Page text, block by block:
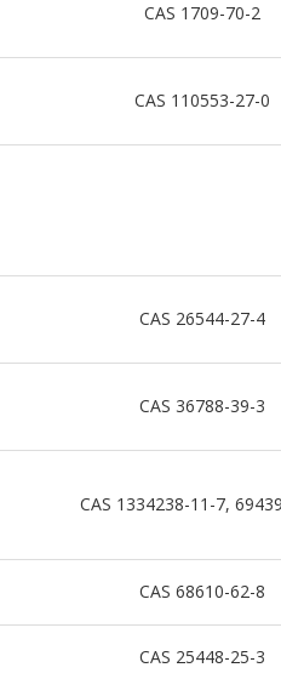
CAS 1709-70-2
CAS 110553-27-0
CAS 26544-27-4
CAS 36788-39-3
CAS 1334238-11-7,
CAS 68610-62-8
CAS 25448-25-3